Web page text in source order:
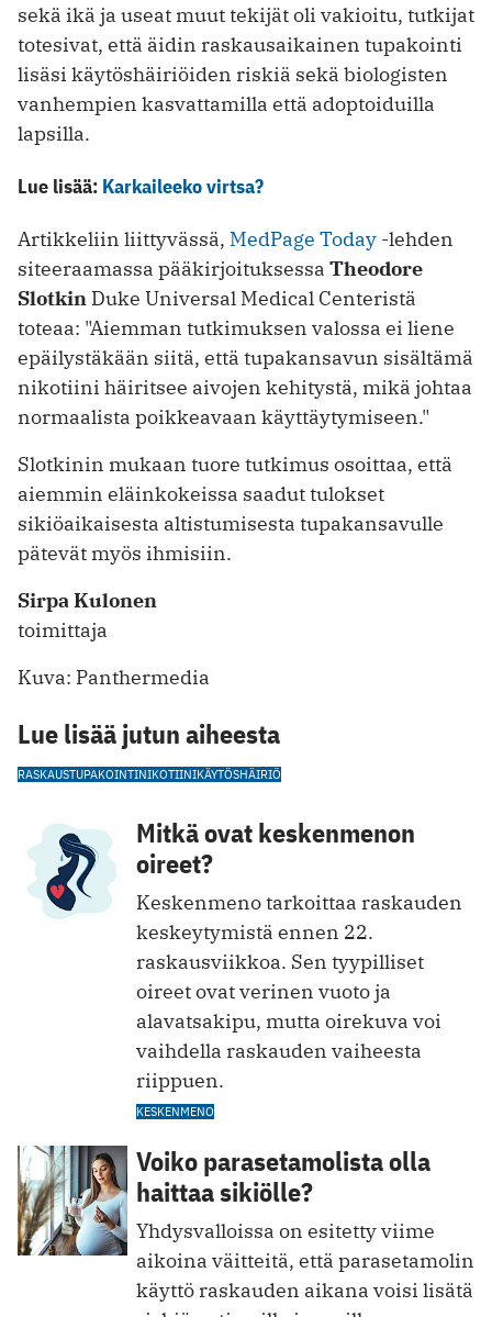
sekä ikä ja useat muut tekijät oli vakioitu, tutkijat
totesivat, että äidin raskausaikainen tupakointi
lisäsi käytöshäiriöiden riskiä sekä biologisten
vanhempien kasvattamilla että adoptoiduilla
lapsilla.
Lue lisää: Karkaileeko virtsa?
Artikkeliin liittyvässä, MedPage Today -lehden
siteeraamassa pääkirjoituksessa Theodore
Slotkin Duke Universal Medical Centeristä
toteaa: "Aiemman tutkimuksen valossa ei liene
epäilystäkään siitä, että tupakansavun sisältämä
nikotiini häiritsee aivojen kehitystä, mikä johtaa
normaalista poikkeavaan käyttäytymiseen."
Slotkinin mukaan tuore tutkimus osoittaa, että
aiemmin eläinkokeissa saadut tulokset
sikiöaikaisesta altistumisesta tupakansavulle
pätevät myös ihmisiin.
Sirpa Kulonen
toimittaja
Kuva: Panthermedia
Lue lisää jutun aiheesta
RASKAUSTUPAKOINTINIKOTIINIKÄYTÖSHÄIRIÖ
Mitkä ovat keskenmenon
oireet?
Keskenmeno tarkoittaa raskauden
keskeytymistä ennen 22.
raskausviikkoa. Sen tyypilliset
oireet ovat verinen vuoto ja
alavatsakipu, mutta oirekuva voi
vaihdella raskauden vaiheesta
riippuen.
KESKENMENO
Voiko parasetamolista olla
haittaa sikiölle?
Yhdysvalloissa on esitetty viime
aikoina väitteitä, että parasetamolin
käyttö raskauden aikana voisi lisätä